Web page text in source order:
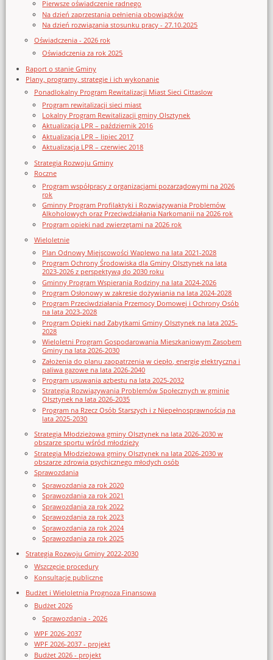
Pierwsze oświadczenie radnego
Na dzień zaprzestania pełnienia obowiązków
Na dzień rozwiązania stosunku pracy - 27.10.2025
Oświadczenia - 2026 rok
Oświadczenia za rok 2025
Raport o stanie Gminy
Plany, programy, strategie i ich wykonanie
Ponadlokalny Program Rewitalizacji Miast Sieci Cittaslow
Program rewitalizacji sieci miast
Lokalny Program Rewitalizacji gminy Olsztynek
Aktualizacja LPR – październik 2016
Aktualizacja LPR – lipiec 2017
Aktualizacja LPR – czerwiec 2018
Strategia Rozwoju Gminy
Roczne
Program współpracy z organizacjami pozarządowymi na 2026
rok
Gminny Program Profilaktyki i Rozwiązywania Problemów
Alkoholowych oraz Przeciwdziałania Narkomanii na 2026 rok
Program opieki nad zwierzętami na 2026 rok
Wieloletnie
Plan Odnowy Miejscowości Waplewo na lata 2021-2028
Program Ochrony Środowiska dla Gminy Olsztynek na lata
2023-2026 z perspektywą do 2030 roku
Gminny Program Wspierania Rodziny na lata 2024-2026
Program Osłonowy w zakresie dożywiania na lata 2024-2028
Program Przeciwdziałania Przemocy Domowej i Ochrony Osób
na lata 2023-2028
Program Opieki nad Zabytkami Gminy Olsztynek na lata 2025-
2028
Wieloletni Program Gospodarowania Mieszkaniowym Zasobem
Gminy na lata 2026-2030
Założenia do planu zaopatrzenia w ciepło, energię elektryczna i
paliwa gazowe na lata 2026-2040
Program usuwania azbestu na lata 2025-2032
Strategia Rozwiązywania Problemów Społecznych w gminie
Olsztynek na lata 2026-2035
Program na Rzecz Osób Starszych i z Niepełnosprawnością na
lata 2025-2030
Strategia Młodzieżowa gminy Olsztynek na lata 2026-2030 w
obszarze sportu wśród młodzieży
Strategia Młodzieżowa gminy Olsztynek na lata 2026-2030 w
obszarze zdrowia psychicznego młodych osób
Sprawozdania
Sprawozdania za rok 2020
Sprawozdania za rok 2021
Sprawozdania za rok 2022
Sprawozdania za rok 2023
Sprawozdania za rok 2024
Sprawozdania za rok 2025
Strategia Rozwoju Gminy 2022-2030
Wszczęcie procedury
Konsultacje publiczne
Budżet i Wieloletnia Prognoza Finansowa
Budżet 2026
Sprawozdania - 2026
WPF 2026-2037
WPF 2026-2037 - projekt
Budżet 2026 - projekt